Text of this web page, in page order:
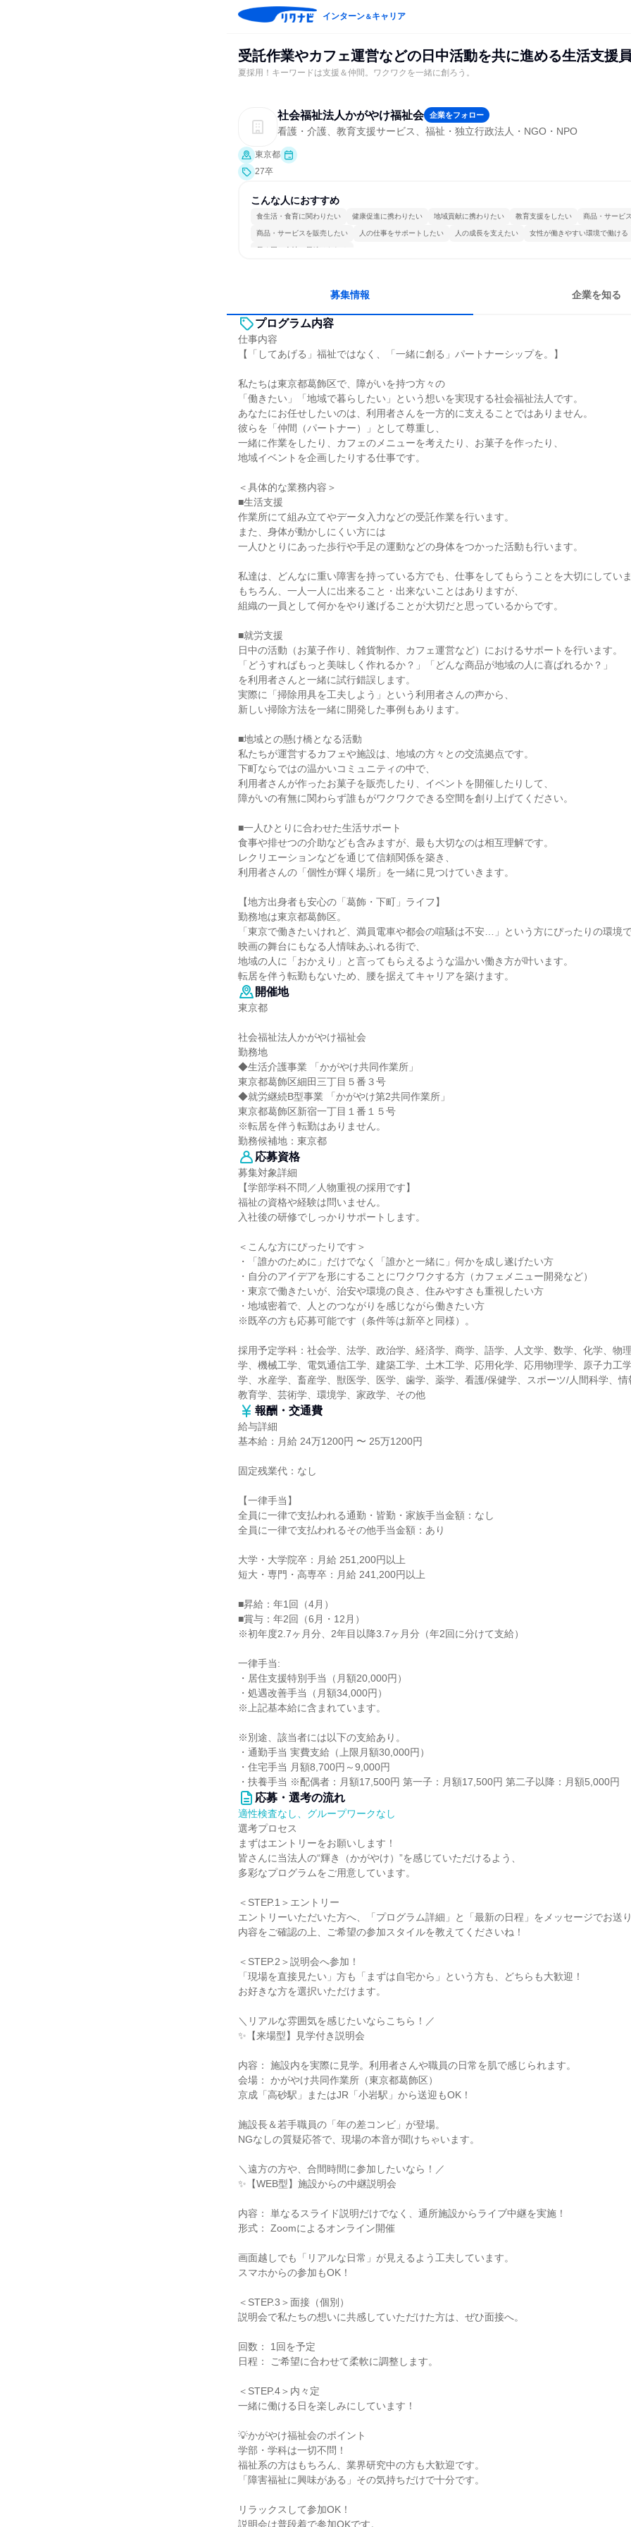
インターン＆キャリア
受託作業やカフェ運営などの日中活動を共に進める生活支援
夏採用！キーワードは支援＆仲間。ワクワクを一緒に創ろう。
社会福祉法人かがやけ福祉会 企業をフォロー
看護・介護、教育支援サービス、福祉・独立行政法人・NGO・NPO
東京都
27卒
こんな人におすすめ
食生活・食育に関わりたい 健康促進に携わりたい 地域貢献に携わりたい 教育支援をしたい 商品・サービ
商品・サービスを販売したい 人の仕事をサポートしたい 人の成長を支えたい 女性が働きやすい環境で働ける
長く同じ会社に居続けられる
募集情報 企業を知る
プログラム内容
仕事内容
【「してあげる」福祉ではなく、「一緒に創る」パートナーシップを。】
私たちは東京都葛飾区で、障がいを持つ方々の
「働きたい」「地域で暮らしたい」という想いを実現する社会福祉法人です。
あなたにお任せしたいのは、利用者さんを一方的に支えることではありません。
彼らを「仲間（パートナー）」として尊重し、
一緒に作業をしたり、カフェのメニューを考えたり、お菓子を作ったり、
地域イベントを企画したりする仕事です。
＜具体的な業務内容＞
■生活支援
作業所にて組み立てやデータ入力などの受託作業を行います。
また、身体が動かしにくい方には
一人ひとりにあった歩行や手足の運動などの身体をつかった活動も行います。
私達は、どんなに重い障害を持っている方でも、仕事をしてもらうことを大切にしてい
もちろん、一人一人に出来ること・出来ないことはありますが、
組織の一員として何かをやり遂げることが大切だと思っているからです。
■就労支援
日中の活動（お菓子作り、雑貨制作、カフェ運営など）におけるサポートを行います。
「どうすればもっと美味しく作れるか？」「どんな商品が地域の人に喜ばれるか？」
を利用者さんと一緒に試行錯誤します。
実際に「掃除用具を工夫しよう」という利用者さんの声から、
新しい掃除方法を一緒に開発した事例もあります。
■地域との懸け橋となる活動
私たちが運営するカフェや施設は、地域の方々との交流拠点です。
下町ならではの温かいコミュニティの中で、
利用者さんが作ったお菓子を販売したり、イベントを開催したりして、
障がいの有無に関わらず誰もがワクワクできる空間を創り上げてください。
■一人ひとりに合わせた生活サポート
食事や排せつの介助なども含みますが、最も大切なのは相互理解です。
レクリエーションなどを通じて信頼関係を築き、
利用者さんの「個性が輝く場所」を一緒に見つけていきます。
【地方出身者も安心の「葛飾・下町」ライフ】
勤務地は東京都葛飾区。
「東京で働きたいけれど、満員電車や都会の喧騒は不安…」という方にぴったりの環境
映画の舞台にもなる人情味あふれる街で、
地域の人に「おかえり」と言ってもらえるような温かい働き方が叶います。
転居を伴う転勤もないため、腰を据えてキャリアを築けます。
開催地
東京都
社会福祉法人かがやけ福祉会
勤務地
◆生活介護事業 「かがやけ共同作業所」
東京都葛飾区細田三丁目５番３号
◆就労継続B型事業 「かがやけ第2共同作業所」
東京都葛飾区新宿一丁目１番１５号
※転居を伴う転勤はありません。
勤務候補地：東京都
応募資格
募集対象詳細
【学部学科不問／人物重視の採用です】
福祉の資格や経験は問いません。
入社後の研修でしっかりサポートします。
＜こんな方にぴったりです＞
・「誰かのために」だけでなく「誰かと一緒に」何かを成し遂げたい方
・自分のアイデアを形にすることにワクワクする方（カフェメニュー開発など）
・東京で働きたいが、治安や環境の良さ、住みやすさも重視したい方
・地域密着で、人とのつながりを感じながら働きたい方
※既卒の方も応募可能です（条件等は新卒と同様）。
採用予定学科：社会学、法学、政治学、経済学、商学、語学、人文学、数学、化学、物
学、機械工学、電気通信工学、建築工学、土木工学、応用化学、応用物理学、原子力工
学、水産学、畜産学、獣医学、医学、歯学、薬学、看護/保健学、スポーツ/人間科学、
教育学、芸術学、環境学、家政学、その他
報酬・交通費
給与詳細
基本給：月給 24万1200円 〜 25万1200円
固定残業代：なし
【一律手当】
全員に一律で支払われる通勤・皆勤・家族手当金額：なし
全員に一律で支払われるその他手当金額：あり
大学・大学院卒：月給 251,200円以上
短大・専門・高専卒：月給 241,200円以上
■昇給：年1回（4月）
■賞与：年2回（6月・12月）
※初年度2.7ヶ月分、2年目以降3.7ヶ月分（年2回に分けて支給）
一律手当:
・居住支援特別手当（月額20,000円）
・処遇改善手当（月額34,000円）
※上記基本給に含まれています。
※別途、該当者には以下の支給あり。
・通勤手当 実費支給（上限月額30,000円）
・住宅手当 月額8,700円～9,000円
・扶養手当 ※配偶者：月額17,500円 第一子：月額17,500円 第二子以降：月額5,000円
応募・選考の流れ
適性検査なし、グループワークなし
選考プロセス
まずはエントリーをお願いします！
皆さんに当法人の“輝き（かがやけ）”を感じていただけるよう、
多彩なプログラムをご用意しています。
＜STEP.1＞エントリー
エントリーいただいた方へ、「プログラム詳細」と「最新の日程」をメッセージでお送
内容をご確認の上、ご希望の参加スタイルを教えてくださいね！
＜STEP.2＞説明会へ参加！
「現場を直接見たい」方も「まずは自宅から」という方も、どちらも大歓迎！
お好きな方を選択いただけます。
＼リアルな雰囲気を感じたいならこちら！／
✨【来場型】見学付き説明会
内容： 施設内を実際に見学。利用者さんや職員の日常を肌で感じられます。
会場： かがやけ共同作業所（東京都葛飾区）
京成「高砂駅」またはJR「小岩駅」から送迎もOK！
施設長＆若手職員の「年の差コンビ」が登場。
NGなしの質疑応答で、現場の本音が聞けちゃいます。
＼遠方の方や、合間時間に参加したいなら！／
✨【WEB型】施設からの中継説明会
内容： 単なるスライド説明だけでなく、通所施設からライブ中継を実施！
形式： Zoomによるオンライン開催
画面越しでも「リアルな日常」が見えるよう工夫しています。
スマホからの参加もOK！
＜STEP.3＞面接（個別）
説明会で私たちの想いに共感していただけた方は、ぜひ面接へ。
回数： 1回を予定
日程： ご希望に合わせて柔軟に調整します。
＜STEP.4＞内々定
一緒に働ける日を楽しみにしています！
💡かがやけ福祉会のポイント
学部・学科は一切不問！
福祉系の方はもちろん、業界研究中の方も大歓迎です。
「障害福祉に興味がある」その気持ちだけで十分です。
リラックスして参加OK！
説明会は普段着で参加OKです。